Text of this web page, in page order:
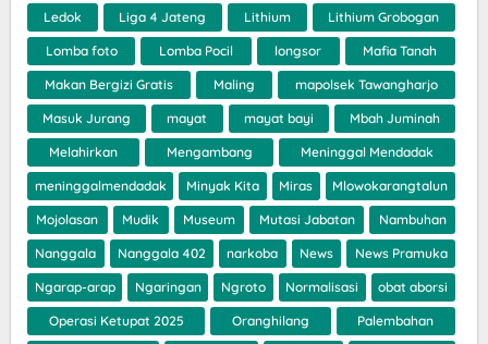
Ledok Liga 4 Jateng Lithium Lithium Grobogan
Lomba foto Lomba Pocil longsor Mafia Tanah
Makan Bergizi Gratis Maling mapolsek Tawangharjo
Masuk Jurang mayat mayat bayi Mbah Juminah
Melahirkan Mengambang Meninggal Mendadak
meninggalmendadak Minyak Kita Miras Mlowokarangtalun
Mojolasan Mudik Museum Mutasi Jabatan Nambuhan
Nanggala Nanggala 402 narkoba News News Pramuka
Ngarap-arap Ngaringan Ngroto Normalisasi obat aborsi
Operasi Ketupat 2025 Oranghilang Palembahan